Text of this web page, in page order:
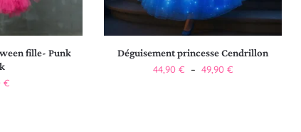
fille- Punk
€
Déguisement princesse Cendrillon
44,90 € – 49,90 €